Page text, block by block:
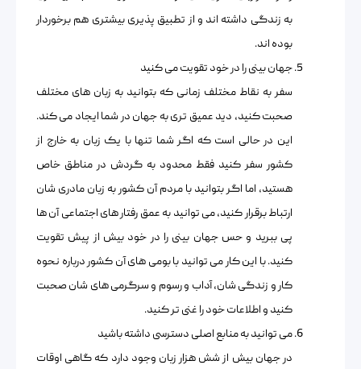
به زندگی داشته اند و از تطبیق پذیری بیشتری هم برخوردار
بوده اند.
جهان بینی را در خود تقویت می کنید
سفر به نقاط مختلف زمانی که بتوانید به زبان های مختلف
صحبت کنید، دید عمیق تری به جهان در شما ایجاد می کند.
این در حالی است که اگر شما تنها با یک زبان به خارج از
کشور سفر کنید فقط محدود به گردش در مناطق خاص
هستید، اما اگر بتوانید با مردم آن کشور به زبان مادری شان
ارتباط برقرار کنید، می توانید به عمق رفتار های اجتماعی آن ها
پی ببرید و حس جهان بینی را در خود بیش از پیش تقویت
کنید. با این کار می توانید با بومی های آن کشور درباره نحوه
کار و زندگی شان، آداب و رسوم و سرگرمی های شان صحبت
کنید و اطلاعات خود را غنی تر کنید.
می توانید به منابع اصلی دسترسی داشته باشید
در جهان بیش از شش هزار زبان وجود دارد که گاهی اوقات